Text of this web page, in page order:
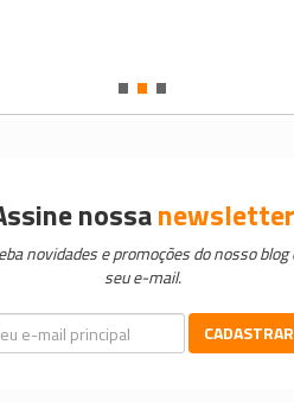
•••
nossanewsletter
novidades e promoções do nosso blog
seu e-mail.
CADASTRAR